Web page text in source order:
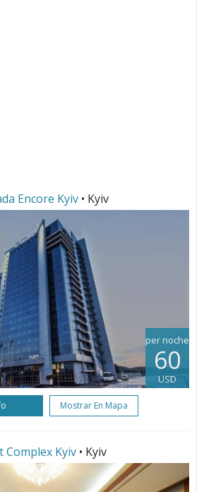
Encore Kyiv • Kyiv
per noche
60
USD
Mostrar En Mapa
Complex Kyiv • Kyiv